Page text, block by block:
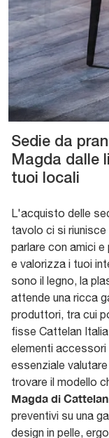
Sedie da
Magda dalle
tuoi locali
L'acquisto delle
tavolo ci si
parlare con amici
e valorizza i tuoi
sono il legno, la
attende una ricca
produttori, tra cui
fisse Cattelan
elementi accessori
essenziale
trovare il modello
Magda di
preventivi su una
design in pelle,